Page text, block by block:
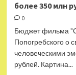
более 350 млн
0
Бюджет фильма
Попогребского о
человеческими
рублей. Картина...